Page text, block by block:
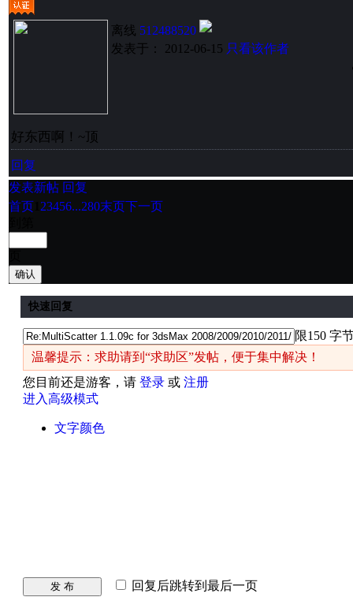
离线 512488520
发表于： 2012-06-15 只看该作者
好东西啊！~顶
回复
发表新帖 回复
首页 23456...280末页下一页
确认
快速回复
限150 字
温馨提示：求助请到“求助区”发帖，便于集中解决！
您目前还是游客，请 登录 或 注册
进入高级模式
文字颜色
发 布 回复后跳转到最后一页